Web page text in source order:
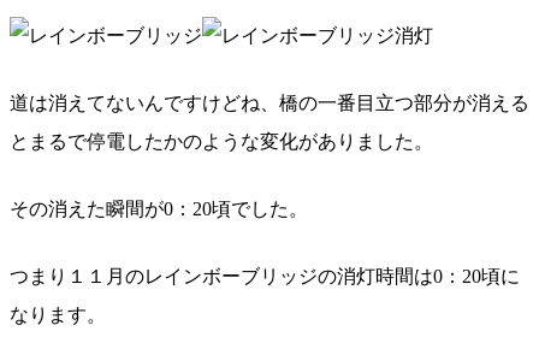
道は消えてないんですけどね、橋の一番目立つ部分が消える
とまるで停電したかのような変化がありました。
その消えた瞬間が0：20頃でした。
つまり１１月のレインボーブリッジの消灯時間は0：20頃に
なります。